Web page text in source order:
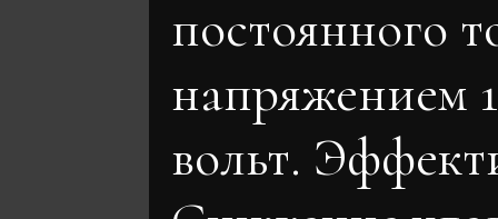
постоянного
напряжением
вольт.